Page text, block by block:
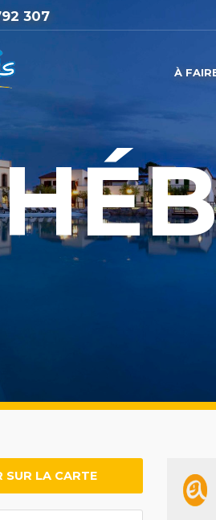
307
À
SUR LA CARTE